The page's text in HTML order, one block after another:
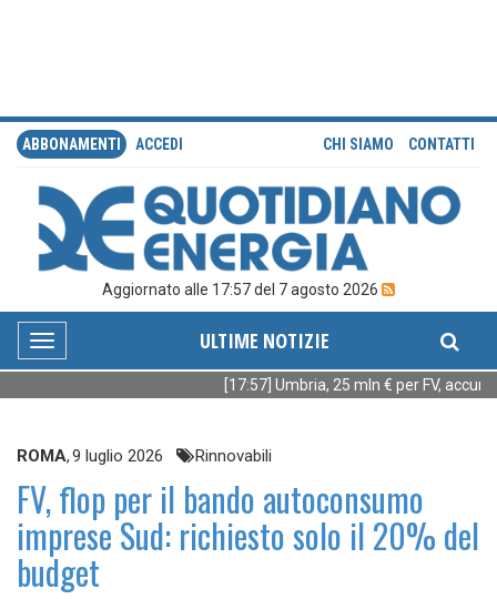
ABBONAMENTI ACCEDI CHI SIAMO CONTATTI
Aggiornato alle 17:57 del 7 agosto 2026
Toggle
navigation
ULTIME NOTIZIE
[17:57] Umbria, 25 mln € per FV,
ROMA,9 luglio 2026 Rinnovabili
FV, flop per il bando autoconsumo
imprese Sud: richiesto solo il 20% del
budget